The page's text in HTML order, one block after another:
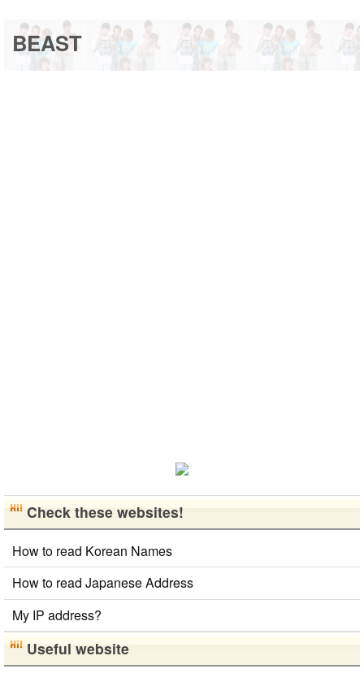
BEAST
Check these websites!
How to read Korean Names
How to read Japanese Address
My IP address?
Useful website